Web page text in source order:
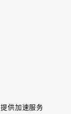
提供加速服务